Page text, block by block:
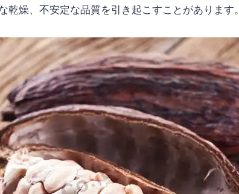
乾燥、不安定な品質を引き起こすことがあります。